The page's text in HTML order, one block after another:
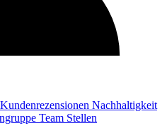
Kundenrezensionen Nachhaltigkeit
Team Stellen